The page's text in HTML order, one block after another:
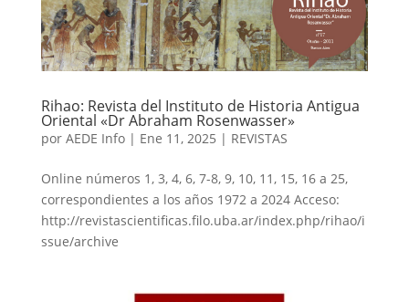
Rihao: Revista del Instituto de Historia Antigua
Oriental «Dr Abraham Rosenwasser»
por AEDE Info| Ene 11, 2025 | REVISTAS
Online números 1, 3, 4, 6, 7-8, 9, 10, 11, 15, 16 a 25,
correspondientes a los años 1972 a 2024 Acceso:
http://revistascientificas.filo.uba.ar/index.php/rihao/i
ssue/archive